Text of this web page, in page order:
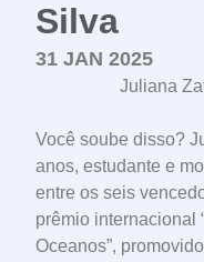
Silva
31 JAN 2025
Juliana
Você soube disso?
anos, estudante e
entre os seis
prêmio internacional
Oceanos”,